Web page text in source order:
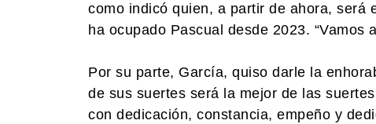
como indicó quien, a partir de ahora, será
ha ocupado Pascual desde 2023.
Por su parte, García, quiso darle la
de sus suertes será la mejor de las
con dedicación, constancia, empeño y